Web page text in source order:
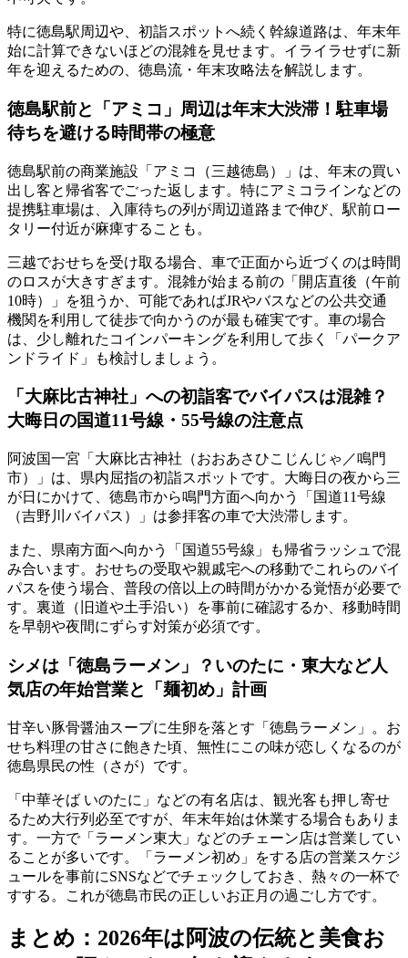
特に徳島駅周辺や、初詣スポットへ続く幹線道路は、年末年
始に計算できないほどの混雑を見せます。イライラせずに新
年を迎えるための、徳島流・年末攻略法を解説します。
徳島駅前と「アミコ」周辺は年末大渋滞！駐車場
待ちを避ける時間帯の極意
徳島駅前の商業施設「アミコ（三越徳島）」は、年末の買い
出し客と帰省客でごった返します。特にアミコラインなどの
提携駐車場は、入庫待ちの列が周辺道路まで伸び、駅前ロー
タリー付近が麻痺することも。
三越でおせちを受け取る場合、車で正面から近づくのは時間
のロスが大きすぎます。 混雑が始まる前の「開店直後（午前
10時）」を狙う か、可能であればJRやバスなどの公共交通
機関を利用して徒歩で向かうのが最も確実です。車の場合
は、少し離れたコインパーキングを利用して歩く「パークア
ンドライド」も検討しましょう。
「大麻比古神社」への初詣客でバイパスは混雑？
大晦日の国道11号線・55号線の注意点
阿波国一宮「大麻比古神社（おおあさひこじんじゃ／鳴門
市）」は、県内屈指の初詣スポットです。大晦日の夜から三
が日にかけて、徳島市から鳴門方面へ向かう「国道11号線
（吉野川バイパス）」は参拝客の車で大渋滞します。
また、県南方面へ向かう「国道55号線」も帰省ラッシュで混
み合います。おせちの受取や親戚宅への移動でこれらのバイ
パスを使う場合、 普段の倍以上の時間がかかる覚悟が必要で
す。裏道（旧道や土手沿い）を事前に確認するか、移動時間
を早朝や夜間にずらす対策が必須です。
シメは「徳島ラーメン」？いのたに・東大など人
気店の年始営業と「麺初め」計画
甘辛い豚骨醤油スープに生卵を落とす「徳島ラーメン」。お
せち料理の甘さに飽きた頃、無性にこの味が恋しくなるのが
徳島県民の性（さが）です。
「中華そば いのたに」などの有名店は、観光客も押し寄せ
るため大行列必至ですが、年末年始は休業する場合もありま
す。一方で「ラーメン東大」などのチェーン店は営業してい
ることが多いです。
「ラーメン初め」をする店の営業スケジ
ュールを事前にSNSなどでチェック しておき、熱々の一杯で
すする。これが徳島市民の正しいお正月の過ごし方です。
まとめ：2026年は阿波の伝統と美食お